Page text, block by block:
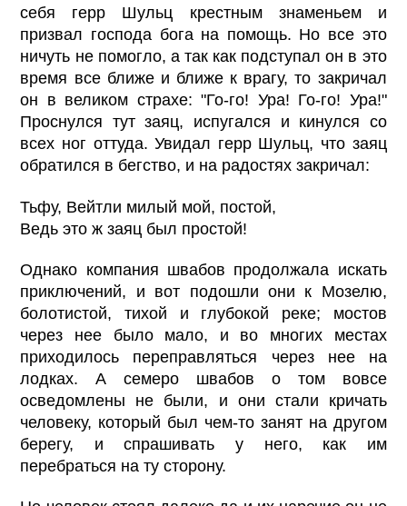
себя герр Шульц крестным знаменьем и
призвал господа бога на помощь. Но все это
ничуть не помогло, а так как подступал он в это
время все ближе и ближе к врагу, то закричал
он в великом страхе: "Го-го! Ура! Го-го! Ура!"
Проснулся тут заяц, испугался и кинулся со
всех ног оттуда. Увидал герр Шульц, что заяц
обратился в бегство, и на радостях закричал:
Тьфу, Вейтли милый мой, постой,
Ведь это ж заяц был простой!
Однако компания швабов продолжала искать
приключений, и вот подошли они к Мозелю,
болотистой, тихой и глубокой реке; мостов
через нее было мало, и во многих местах
приходилось переправляться через нее на
лодках. А семеро швабов о том вовсе
осведомлены не были, и они стали кричать
человеку, который был чем-то занят на другом
берегу, и спрашивать у него, как им
перебраться на ту сторону.